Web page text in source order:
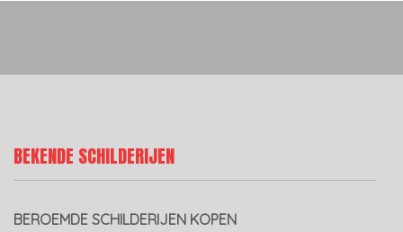
BEKENDE SCHILDERIJEN
BEROEMDE SCHILDERIJEN KOPEN